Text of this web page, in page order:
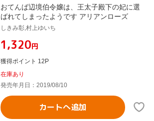
おてんば辺境伯令嬢は、王太子殿下の妃に選
ばれてしまったようです アリアンローズ
しきみ彰,村上ゆいち
¥1,320円
獲得ポイント 12P
在庫あり
発売年月日：2019/08/10
カートへ追加